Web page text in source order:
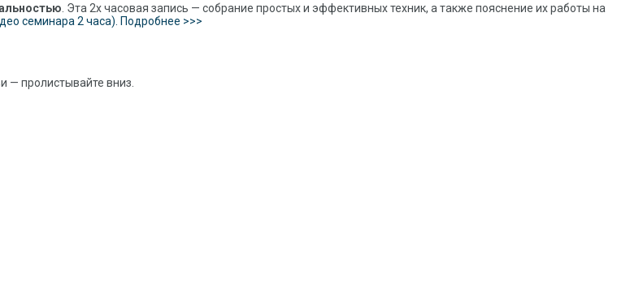
. Эта 2х часовая запись — собрание простых и эффективных техник, а также пояснение их работы на
семинара 2 часа). Подробнее >>>
— пролистывайте вниз.